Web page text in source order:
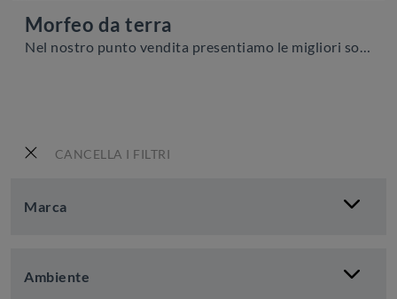
CANCELLA I FILTRI
Marca
Ambiente
Morfeo da terra
Nel nostro punto vendita presentiamo le migliori soluzioni che il brand produce per chi desideri illuminare ottimamente la sua abitazione con ...